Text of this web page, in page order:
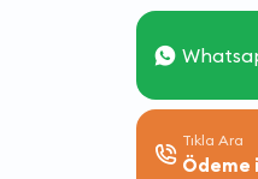
Tıkla Ara
Ödeme